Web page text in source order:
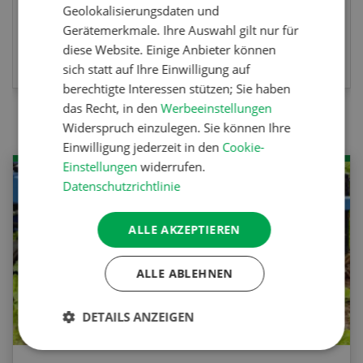
JETZT TEILNEHMEN
Geolokalisierungsdaten und
Gerätemerkmale. Ihre Auswahl gilt nur für
diese Website. Einige Anbieter können
sich statt auf Ihre Einwilligung auf
berechtigte Interessen stützen; Sie haben
das Recht, in denWerbeeinstellungen
Widerspruch einzulegen. Sie können Ihre
Einwilligung jederzeit in den Cookie-
Einstellungen widerrufen.
Datenschutzrichtlinie
ALLE AKZEPTIEREN
ALLE ABLEHNEN
DETAILS ANZEIGEN